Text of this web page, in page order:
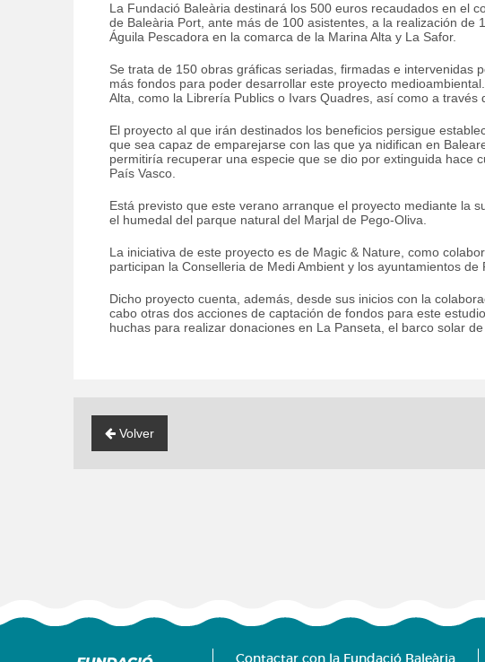
La Fundació Baleària destinará los 500 euros recaudados en el
de Baleària Port, ante más de 100 asistentes, a la realización
Águila Pescadora en la comarca de la Marina Alta y La Safor.
Se trata de 150 obras gráficas seriadas, firmadas e
más fondos para poder desarrollar este proyecto
Alta, como la Librería Publics o Ivars Quadres, así como a través
El proyecto al que irán destinados los beneficios persigue
que sea capaz de emparejarse con las que ya nidifican en
permitiría recuperar una especie que se dio por extinguida hace
País Vasco.
Está previsto que este verano arranque el proyecto mediante la
el humedal del parque natural del Marjal de Pego-Oliva.
La iniciativa de este proyecto es de Magic & Nature, como
participan la Conselleria de Medi Ambient y los ayuntamientos de
Dicho proyecto cuenta, además, desde sus inicios con la
cabo otras dos acciones de captación de fondos para este
huchas para realizar donaciones en La Panseta, el barco solar
Volver
Contactar con la Fundació Baleària